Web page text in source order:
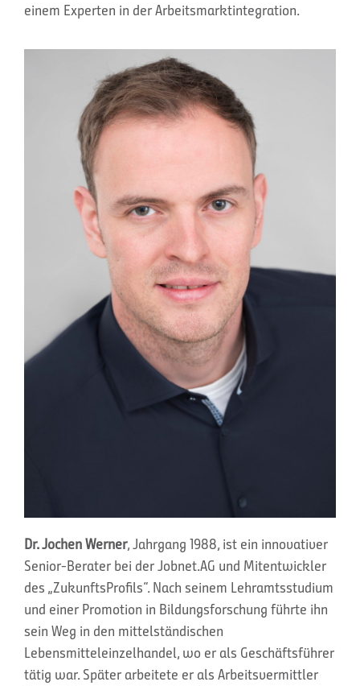
einem Experten in der Arbeitsmarktintegration.
Dr. Jochen Werner, Jahrgang 1988, ist ein innovativer
Senior-Berater bei der Jobnet.AG und Mitentwickler
des „ZukunftsProfils“. Nach seinem Lehramtsstudium
und einer Promotion in Bildungsforschung führte ihn
sein Weg in den mittelständischen
Lebensmitteleinzelhandel, wo er als Geschäftsführer
tätig war. Später arbeitete er als Arbeitsvermittler